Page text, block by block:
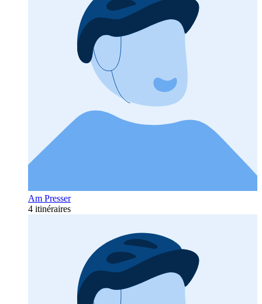
Am Presser
4 itinéraires